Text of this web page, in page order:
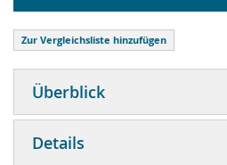
Zur Vergleichsliste hinzufügen
Überblick
Details